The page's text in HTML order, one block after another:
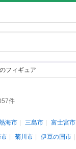
フィギュア
件
海市 三島市 富士宮市
菊川市 伊豆の国市